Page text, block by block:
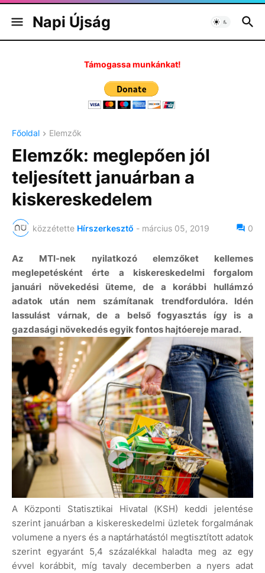
Napi Újság
Támogassa munkánkat!
Főoldal Elemzők
Elemzők: meglepően jól
teljesített januárban a
kiskereskedelem
közzétette Hírszerkesztő - március 05, 2019 0
Az MTI-nek nyilatkozó elemzőket kellemes
meglepetésként érte a kiskereskedelmi forgalom
januári növekedési üteme, de a korábbi hullámzó
adatok után nem számítanak trendfordulóra. Idén
lassulást várnak, de a belső fogyasztás így is a
gazdasági növekedés egyik fontos hajtóereje marad.
A Központi Statisztikai Hivatal (KSH) keddi jelentése
szerint januárban a kiskereskedelmi üzletek forgalmának
volumene a nyers és a naptárhatástól megtisztított adatok
szerint egyaránt 5,4 százalékkal haladta meg az egy
évvel korábbit, míg tavaly decemberben a nyers adat